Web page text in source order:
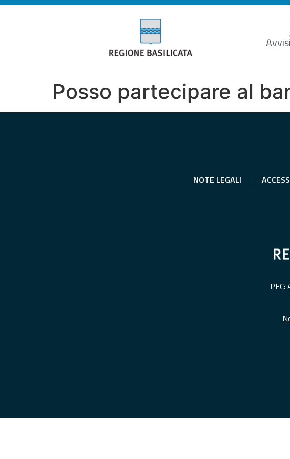
Posso partecipare al
NOTE LEGALI